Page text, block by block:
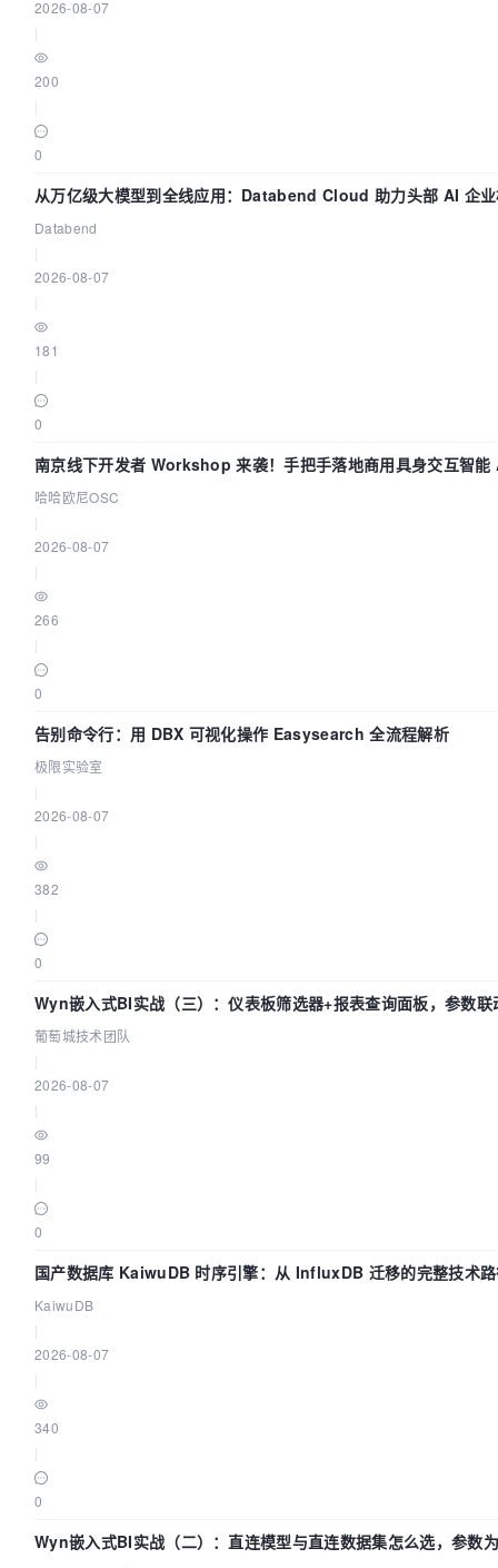
2026-08-07
200
0
从万亿级大模型到全线应用：Databend Cloud 助力头部 AI 企
链路 Trace 数据管道
Databend
2026-08-07
181
0
南京线下开发者 Workshop 来袭！手把手落地商用具身交互智
应用
哈哈欧尼OSC
2026-08-07
266
0
告别命令行：用 DBX 可视化操作 Easysearch 全流程解析
极限实验室
2026-08-07
382
0
Wyn嵌入式BI实战（三）：仪表板筛选器+报表查询面板，参数联
葡萄城技术团队
2026-08-07
99
0
国产数据库 KaiwuDB 时序引擎：从 InfluxDB 迁移的完整技术
KaiwuDB
2026-08-07
340
0
Wyn嵌入式BI实战（二）：直连模型与直连数据集怎么选，参数